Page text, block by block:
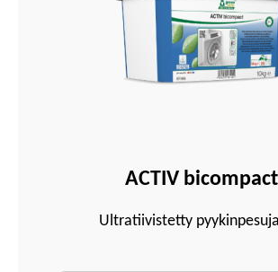
ACTIV bicompact
Ultratiivistetty